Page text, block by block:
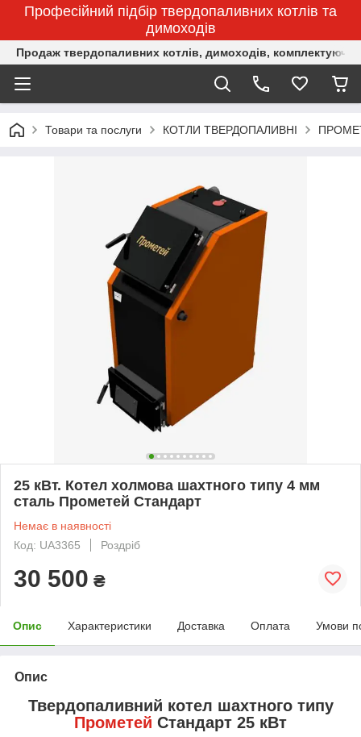
Професійний підбір твердопаливних котлів та
димоходів
Продаж твердопаливних котлів, димоходів,
Товари та послуги КОТЛИ ТВЕРДОПАЛИВНІ
25 кВт. Котел холмова шахтного типу 4 мм
сталь Прометей Стандарт
Немає в наявності
Код: UA3365
Роздріб
30 500 ₴
Опис Характеристики Доставка Оплата Умови
Опис
Твердопаливний котел шахтного типу
Прометей Стандарт 25 кВт